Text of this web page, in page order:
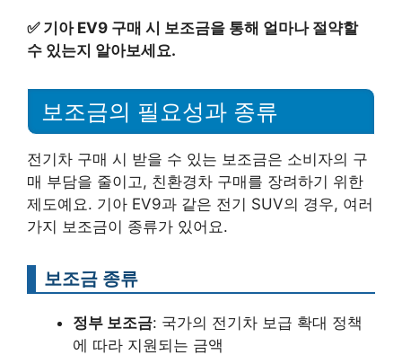
✅ 기아 EV9 구매 시 보조금을 통해 얼마나 절약할
수 있는지 알아보세요.
보조금의 필요성과 종류
전기차 구매 시 받을 수 있는 보조금은 소비자의 구
매 부담을 줄이고, 친환경차 구매를 장려하기 위한
제도예요. 기아 EV9과 같은 전기 SUV의 경우, 여러
가지 보조금이 종류가 있어요.
보조금 종류
정부 보조금: 국가의 전기차 보급 확대 정책
에 따라 지원되는 금액